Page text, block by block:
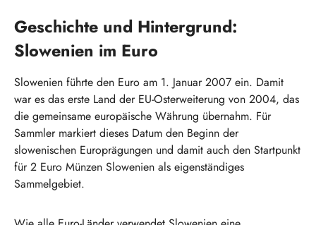
Geschichte und Hintergrund:
Slowenien im Euro
Slowenien führte den Euro am 1. Januar 2007 ein. Damit
war es das erste Land der EU-Osterweiterung von 2004, das
die gemeinsame europäische Währung übernahm. Für
Sammler markiert dieses Datum den Beginn der
slowenischen Europrägungen und damit auch den Startpunkt
für 2 Euro Münzen Slowenien als eigenständiges
Sammelgebiet.